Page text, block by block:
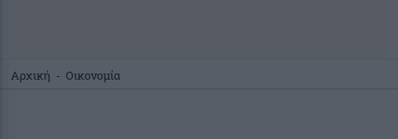
Αρχική - Οικονομία